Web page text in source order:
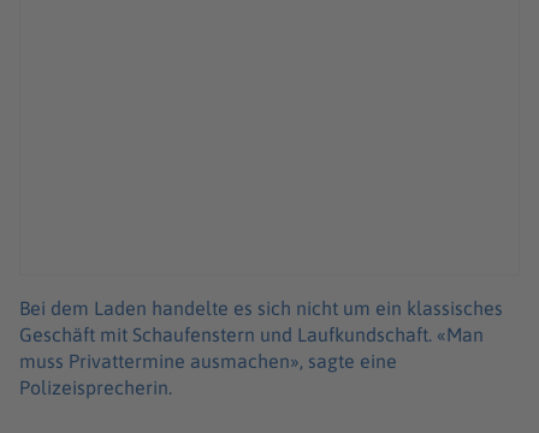
Bei dem Laden handelte es sich nicht um ein klassisches
Geschäft mit Schaufenstern und Laufkundschaft. «Man
muss Privattermine ausmachen», sagte eine
Polizeisprecherin.